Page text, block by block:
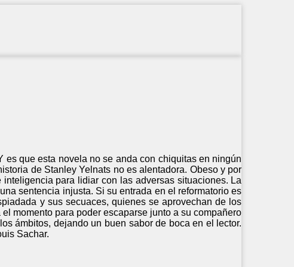
es que esta novela no se anda con chiquitas en ningún
de Stanley Yelnats no es alentadora. Obeso y por
para lidiar con las adversas situaciones. La
sentencia injusta. Si su entrada en el reformatorio es
y sus secuaces, quienes se aprovechan de los
momento para poder escaparse junto a su compañero
ámbitos, dejando un buen sabor de boca en el lector.
Sachar.